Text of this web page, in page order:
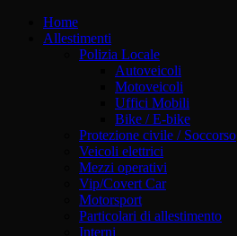
Home
Allestimenti
Polizia Locale
Autoveicoli
Motoveicoli
Uffici Mobili
Bike / E-bike
Protezione civile / Soccorso
Veicoli elettrici
Mezzi operativi
Vip/Covert Car
Motorsport
Particolari di allestimento
Interni